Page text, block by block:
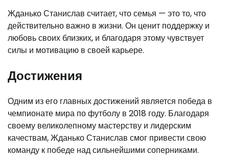
Жданько Станислав считает, что семья — это то, что
действительно важно в жизни. Он ценит поддержку и
любовь своих близких, и благодаря этому чувствует
силы и мотивацию в своей карьере.
Достижения
Одним из его главных достижений является победа в
чемпионате мира по футболу в 2018 году. Благодаря
своему великолепному мастерству и лидерским
качествам, Жданько Станислав смог привести свою
команду к победе над сильнейшими соперниками.